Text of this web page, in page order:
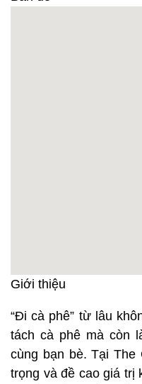
Giới thiệu
“Đi cà phê” từ lâu
tách cà phê mà còn
cùng bạn bè. Tại The
trọng và đề cao giá trị